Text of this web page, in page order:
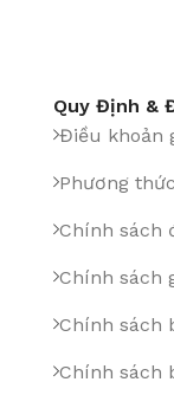
Quy Định &
Điều khoản
Phương
Chính sách
Chính sách
Chính sách
Chính sách